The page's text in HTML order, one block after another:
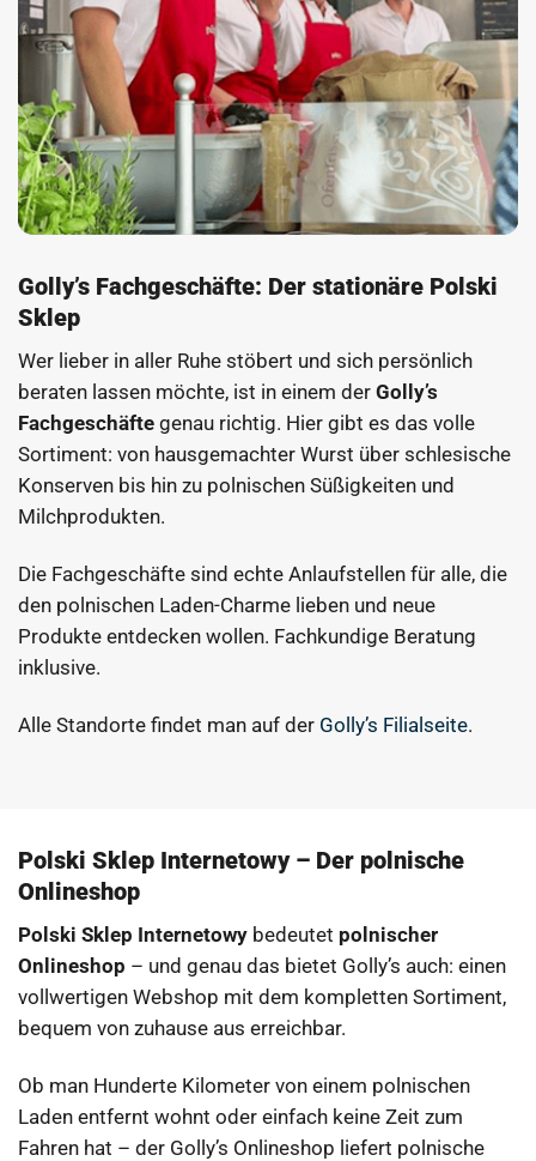
Golly’s Fachgeschäfte: Der stationäre Polski
Sklep
Wer lieber in aller Ruhe stöbert und sich persönlich
beraten lassen möchte, ist in einem der Golly’s
Fachgeschäfte genau richtig. Hier gibt es das volle
Sortiment: von hausgemachter Wurst über schlesische
Konserven bis hin zu polnischen Süßigkeiten und
Milchprodukten.
Die Fachgeschäfte sind echte Anlaufstellen für alle, die
den polnischen Laden-Charme lieben und neue
Produkte entdecken wollen. Fachkundige Beratung
inklusive.
Alle Standorte findet man auf der Golly’s Filialseite.
Polski Sklep Internetowy – Der polnische
Onlineshop
Polski Sklep Internetowy bedeutet polnischer
Onlineshop – und genau das bietet Golly’s auch: einen
vollwertigen Webshop mit dem kompletten Sortiment,
bequem von zuhause aus erreichbar.
Ob man Hunderte Kilometer von einem polnischen
Laden entfernt wohnt oder einfach keine Zeit zum
Fahren hat – der Golly’s Onlineshop liefert polnische